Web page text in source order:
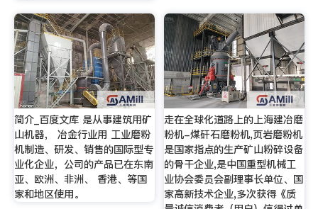
简介_百度文库 是从事建筑用矿
山机器， 冶金行业用 工业磨粉
机制造、研发、销售的国际型专
业化企业，公司的产品已在东南
亚、欧洲、非洲、 香港、等国
家和地区使用。
走在全球化道路上的上海建冶磨
粉机-煤矸石磨粉机,页岩磨粉机
是国家指点的生产矿山粉碎设备
的骨干企业,是中国重型机械工
业协会委员会副理事长单位、国
家高新技术企业,多次获得《质